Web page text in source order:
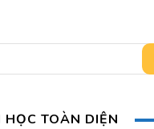
HỌC TOÀN DIỆN